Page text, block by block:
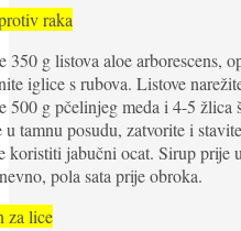
raka
350 g listova aloe arborescens,
iglice s rubova. Listove
500 g pčelinjeg meda i 4-5 žlica
u tamnu posudu, zatvorite i
koristiti jabučni ocat. Sirup prije
pola sata prije obroka.
za lice